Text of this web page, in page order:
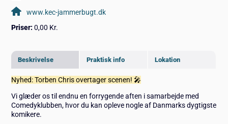
Beskrivelse Praktisk info Lokation
Nyhed: Torben Chris overtager scenen! 🎤
Vi glæder os til endnu en forrygende aften i samarbejde med
Comedyklubben, hvor du kan opleve nogle af Danmarks dygtigste
komikere.
www.kec-jammerbugt.dk
Priser: 0,00 Kr.